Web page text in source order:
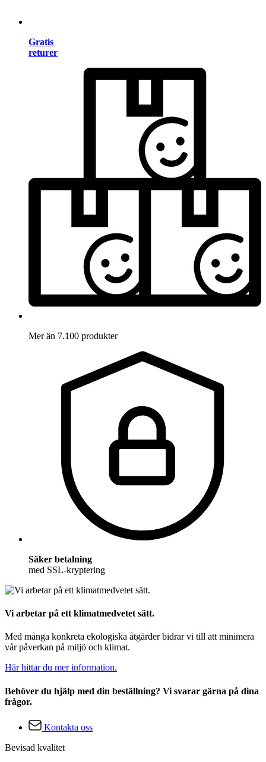
Gratis
returer
Mer än 7.100 produkter
Säker betalning
med SSL-kryptering
Vi arbetar på ett klimatmedvetet sätt.
Med många konkreta ekologiska åtgärder bidrar vi till att minimera
vår påverkan på miljö och klimat.
Här hittar du mer information.
Behöver du hjälp med din beställning? Vi svarar gärna på dina
frågor.
Kontakta oss
Bevisad kvalitet